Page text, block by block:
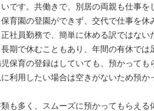
です。共働きで、別居の両親も仕事を
育園の登園ができず、交代で仕事を休
社員勤務で、簡単に休める訳ではない
期で休むこともあり、年間の有休では
保育の登録はしていても、預かっても
利⽤したい場合は空きがないため預か
も多く、スムーズに預かってもらえる